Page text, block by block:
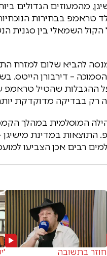
מהמעוזים הגדולים
השמאלי בין סגנית
להביא שלום למזרח
שהטיל טראמפ
רק בבדיקה מדוקדקת
המוסלמית במהלך
רבים אכן הצביעו
חוזר בתשובה